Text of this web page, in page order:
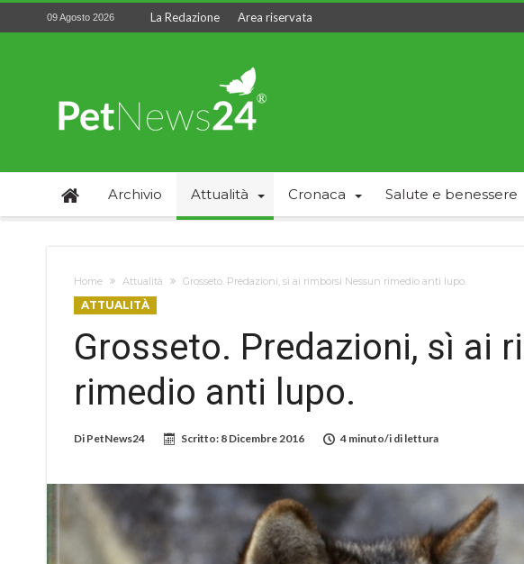
09 Agosto 2026 La Redazione Area riservata
Archivio Attualità Cronaca Salute e benessere
Home Attualità Grosseto. Predazioni, sì ai rimborsi Nessun rimedio anti lupo.
ATTUALITÀ
Grosseto. Predazioni, sì ai
rimedio anti lupo.
Di PetNews24 Scritto: 8 Dicembre 2016 4 minuto/i di lettura